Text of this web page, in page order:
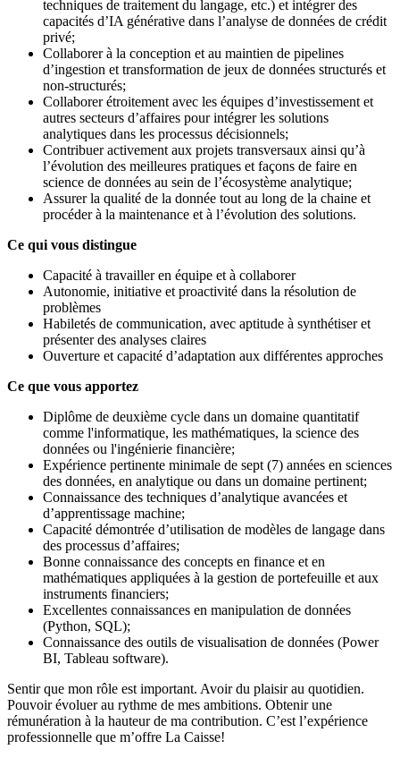
techniques de traitement du langage, etc.) et intégrer des
capacités d’IA générative dans l’analyse de données de crédit
privé;
Collaborer à la conception et au maintien de pipelines
d’ingestion et transformation de jeux de données structurés et
non-structurés;
Collaborer étroitement avec les équipes d’investissement et
autres secteurs d’affaires pour intégrer les solutions
analytiques dans les processus décisionnels;
Contribuer activement aux projets transversaux ainsi qu’à
l’évolution des meilleures pratiques et façons de faire en
science de données au sein de l’écosystème analytique;
Assurer la qualité de la donnée tout au long de la chaine et
procéder à la maintenance et à l’évolution des solutions.
Ce qui vous distingue
Capacité à travailler en équipe et à collaborer
Autonomie, initiative et proactivité dans la résolution de
problèmes
Habiletés de communication, avec aptitude à synthétiser et
présenter des analyses claires
Ouverture et capacité d’adaptation aux différentes approches
Ce que vous apportez
Diplôme de deuxième cycle dans un domaine quantitatif
comme l'informatique, les mathématiques, la science des
données ou l'ingénierie financière;
Expérience pertinente minimale de sept (7) années en sciences
des données, en analytique ou dans un domaine pertinent;
Connaissance des techniques d’analytique avancées et
d’apprentissage machine;
Capacité démontrée d’utilisation de modèles de langage dans
des processus d’affaires;
Bonne connaissance des concepts en finance et en
mathématiques appliquées à la gestion de portefeuille et aux
instruments financiers;
Excellentes connaissances en manipulation de données
(Python, SQL);
Connaissance des outils de visualisation de données (Power
BI, Tableau software).
Sentir que mon rôle est important. Avoir du plaisir au quotidien.
Pouvoir évoluer au rythme de mes ambitions. Obtenir une
rémunération à la hauteur de ma contribution. C’est l’expérience
professionnelle que m’offre La Caisse!